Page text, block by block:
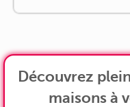
Découvrez
maisons à